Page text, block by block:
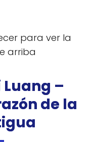
para ver la
arriba
Luang –
de la